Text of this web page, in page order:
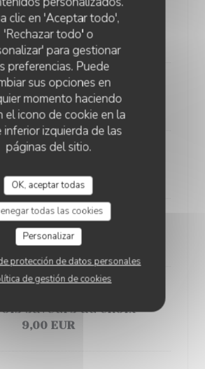
clic en 'Aceptar todo',
'Rechazar todo' o
para gestionar
preferencias. Puede
sus opciones en
momento haciendo
el icono de cookie en la
inferior izquierda de las
páginas del sitio.
OK, aceptar todas
todas las cookies
Personalizar
protección de datos personales
de gestión de cookies
à la truffe blanche
14,00 EUR
brulée à la vanille
10,00 EUR
Café gourmand
13,00 EUR
au chocolat Valhrona
14,00 EUR
saveurs au choix
9,00 EUR